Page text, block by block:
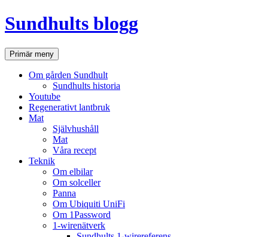
Hoppa
till
Sundhults blogg
SökPrimär meny
Om gården Sundhult
Sundhults historia
Youtube
Regenerativt lantbruk
Mat
Självhushåll
Mat
Våra recept
Teknik
Om elbilar
Om solceller
Panna
Om Ubiquiti UniFi
Om 1Password
1-wirenätverk